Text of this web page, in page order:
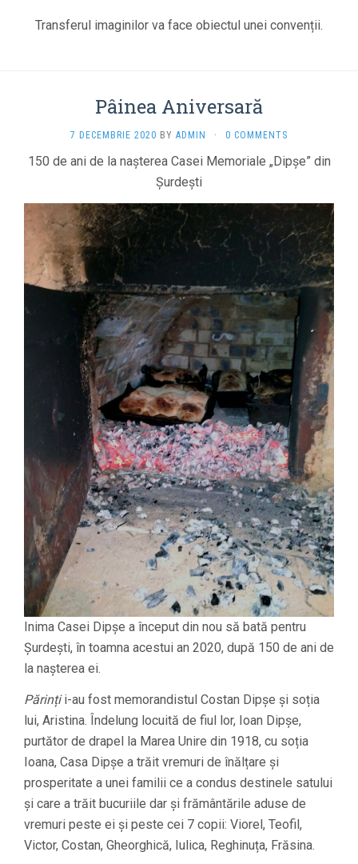
Transferul imaginilor va face obiectul unei convenții.
Pâinea Aniversară
7 DECEMBRIE 2020 BY ADMIN · 0 COMMENTS
150 de ani de la nașterea Casei Memoriale „Dipșe” din
Șurdești
Inima Casei Dipșe a început din nou să bată pentru
Șurdești, în toamna acestui an 2020, după 150 de ani de
la nașterea ei.
Părinții-au fost memorandistul Costan Dipșe și soția
lui, Aristina. Îndelung locuită de fiul lor, Ioan Dipșe,
purtător de drapel la Marea Unire din 1918, cu soția
Ioana, Casa Dipșe a trăit vremuri de înălțare și
prosperitate a unei familii ce a condus destinele satului
și care a trăit bucuriile dar și frământările aduse de
vremuri peste ei și peste cei 7 copii: Viorel, Teofil,
Victor, Costan, Gheorghică, Iulica, Reghinuța, Frăsina.